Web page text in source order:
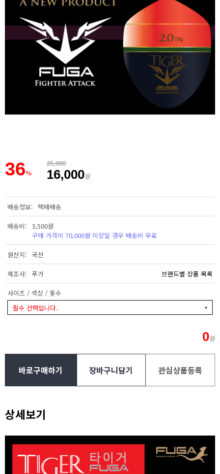
36%
25,000
16,000원
배송정보 택배배송
배송비
3,500원
구매 가격이 70,000원 이상일 경우 배송비 무료
원산지 국산
제조사 푸가 브랜드별 상품 목록
사이즈 / 색상 / 홋수
필수 선택입니다.
0원
바로구매하기 장바구니담기 관심상품등록
상세보기